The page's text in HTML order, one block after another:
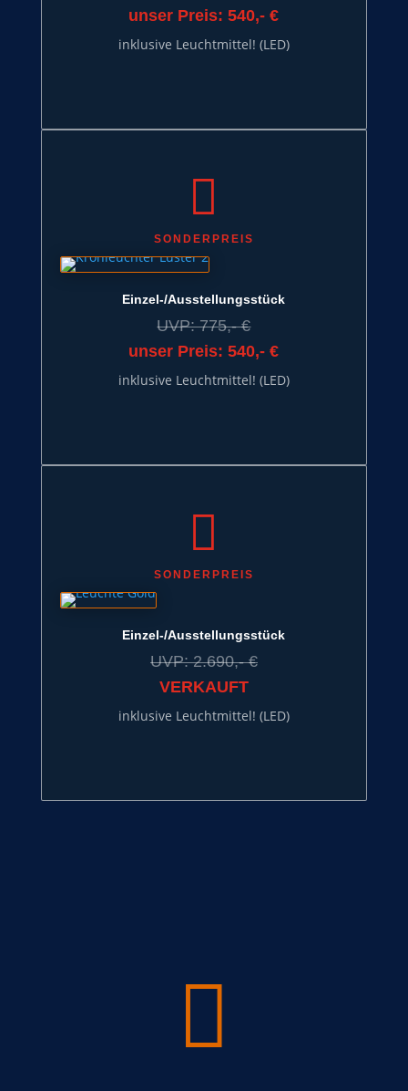
unser Preis: 540,- €
inklusive Leuchtmittel! (LED)

SONDERPREIS
Einzel-/Ausstellungsstück
UVP: 775,- €
unser Preis: 540,- €
inklusive Leuchtmittel! (LED)

SONDERPREIS
Einzel-/Ausstellungsstück
UVP: 2.690,- €
VERKAUFT
inklusive Leuchtmittel! (LED)
